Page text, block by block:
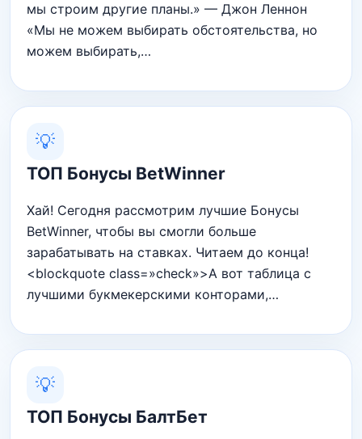
мы строим другие планы.» — Джон Леннон
«Мы не можем выбирать обстоятельства, но
можем выбирать,…
💡
ТОП Бонусы BetWinner
Хай! Сегодня рассмотрим лучшие Бонусы
BetWinner, чтобы вы смогли больше
зарабатывать на ставках. Читаем до конца!
<blockquote class=»check»>А вот таблица с
лучшими букмекерскими конторами,…
💡
ТОП Бонусы БалтБет